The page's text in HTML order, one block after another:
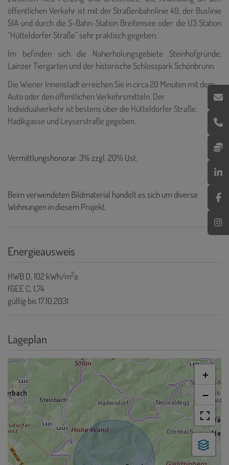
öffentlichen Verkehr ist mit der Straßenbahnlinie 49, der Buslinie
51A und durch die S-Bahn-Station Breitensee oder die U3 Station
“Hütteldorfer Straße” sehr praktisch gegeben.
Im befinden sich die Naherholungsgebiete Steinhofgründe,
Lainzer Tiergarten und der historische Schlosspark Schönbrunn.
Die Wiener Innenstadt erreichen Sie in circa 20 Minuten mit dem
Auto oder den öffentlichen Verkehrsmitteln. Der
Individualverkehr ist bestens über die Hütteldorfer Straße,
Hadikgasse und Leyserstraße gegeben.
Vermittlungshonorar: 3% zzgl. 20% Ust.
Beim verwendeten Bildmaterial handelt es sich um diverse
Wohnungen in diesem Projekt.
Energieausweis
HWBD, 102 kWh/m2a
fGEE C, 1,74
gültig bis17.10.2031
Lageplan
+
−